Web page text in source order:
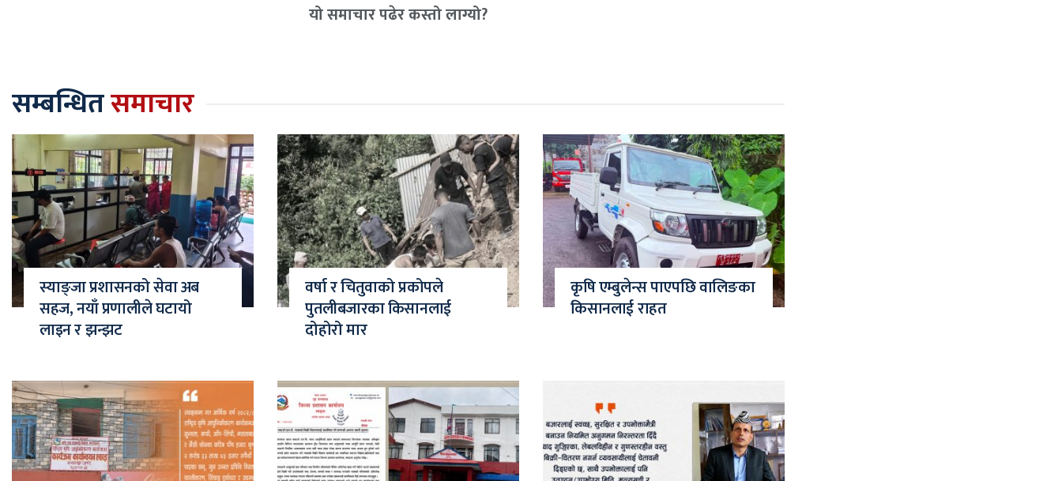
यो समाचार पढेर कस्तो लाग्यो?
सम्बन्धितसमाचार
स्याङ्जा प्रशासनको सेवा अब
सहज, नयाँ प्रणालीले घटायो
लाइन र झन्झट
वर्षा र चितुवाको प्रकोपले
पुतलीबजारका किसानलाई
दोहोरो मार
कृषि एम्बुलेन्स पाएपछि वालिङका
किसानलाई राहत